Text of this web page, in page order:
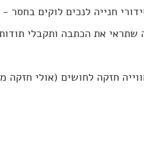
חנייה לנכים לוקים בחסר
את הכתבה ותקבלי
חזקה לחושים (אולי חזקה